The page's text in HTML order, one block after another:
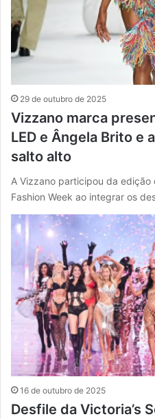
29 de outubro de 2025
Vizzano marca
LED e Ângela Brito e
salto alto
A Vizzano participou da edição
Fashion Week ao integrar os
16 de outubro de 2025
Desfile da Victoria’s